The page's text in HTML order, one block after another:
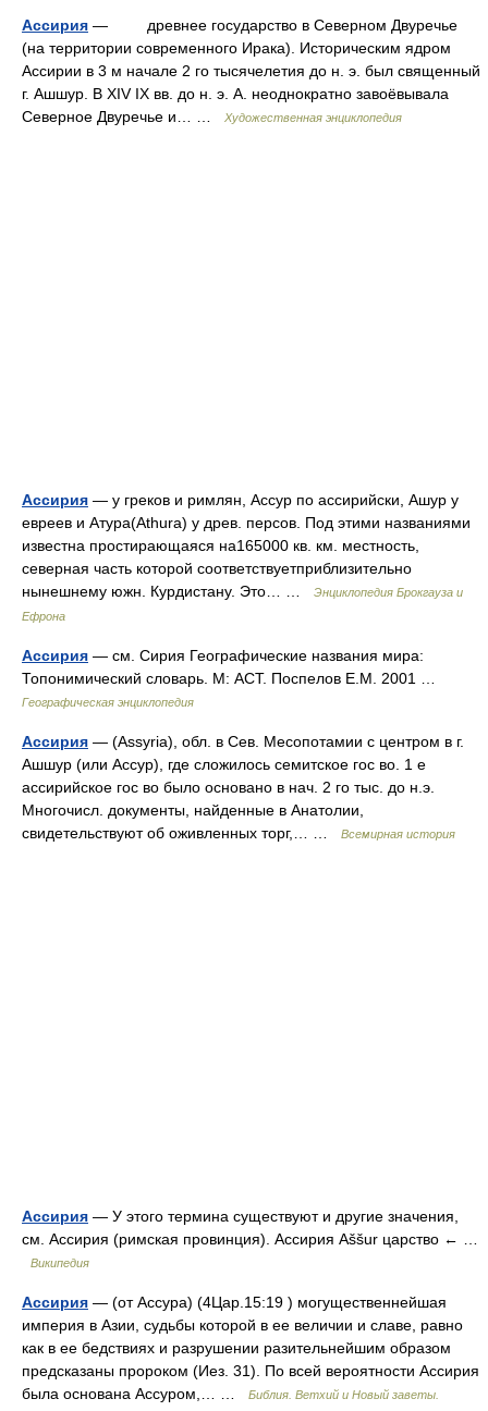
Ассирия — древнее государство в Северном Двуречье
(на территории современного Ирака). Историческим ядром
Ассирии в 3 м начале 2 го тысячелетия до н. э. был священный
г. Ашшур. В XIV IX вв. до н. э. А. неоднократно завоёвывала
Северное Двуречье и… …
Художественная энциклопедия
Ассирия — у греков и римлян, Ассур по ассирийски, Ашур у
евреев и Атура(Athura) у древ. персов. Под этими названиями
известна простирающаяся на165000 кв. км. местность,
северная часть которой соответствуетприблизительно
нынешнему южн. Курдистану. Это… …
Энциклопедия Брокгауза и
Ефрона
Ассирия — см. Сирия Географические названия мира:
Топонимический словарь. М: АСТ. Поспелов Е.М. 2001 …
Географическая энциклопедия
Ассирия — (Assyria), обл. в Сев. Месопотамии с центром в г.
Ашшур (или Ассур), где сложилось семитское гос во. 1 е
ассирийское гос во было основано в нач. 2 го тыс. до н.э.
Многочисл. документы, найденные в Анатолии,
свидетельствуют об оживленных торг,… …
Всемирная история
Ассирия — У этого термина существуют и другие значения,
см. Ассирия (римская провинция). Ассирия Aššur царство ← …
Википедия
Ассирия — (от Ассура) (4Цар.15:19 ) могущественнейшая
империя в Азии, судьбы которой в ее величии и славе, равно
как в ее бедствиях и разрушении разительнейшим образом
предсказаны пророком (Иез. 31). По всей вероятности Ассирия
была основана Ассуром,… …
Библия. Ветхий и Новый заветы.